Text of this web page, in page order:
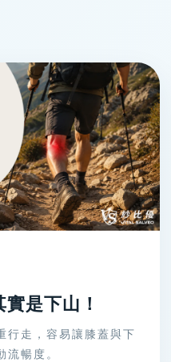
是下山！
行走，容易讓膝蓋與下
暢度。